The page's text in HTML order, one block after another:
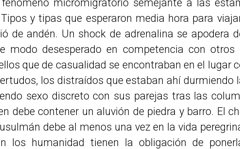
micromigratorio semejante a las
y tipas que esperaron media hora para
de andén. Un shock de adrenalina se apodera
modo desesperado en competencia con otros
que de casualidad se encontraban en el lugar
los distraídos que estaban ahí durmiendo
sexo discreto con sus parejas tras las
debe contener un aluvión de piedra y barro. El
debe al menos una vez en la vida
los humanidad tienen la obligación de